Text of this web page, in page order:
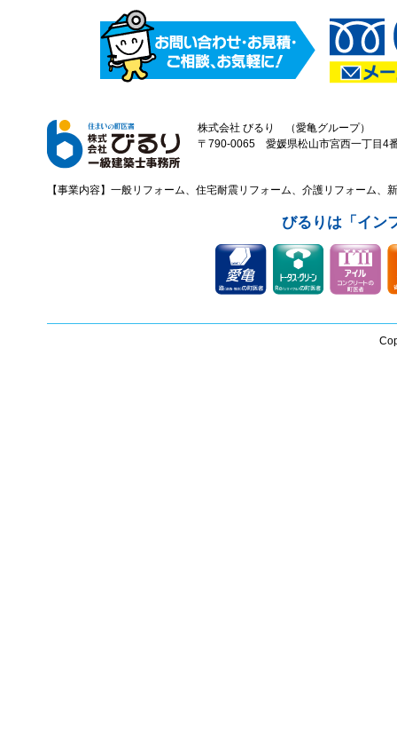
株式会社 びるり （愛亀グループ）
〒790-0065 愛媛県松山市宮西一丁
【事業内容】一般リフォーム、住宅耐震リフォーム、介護リフォーム
びるりは「イン